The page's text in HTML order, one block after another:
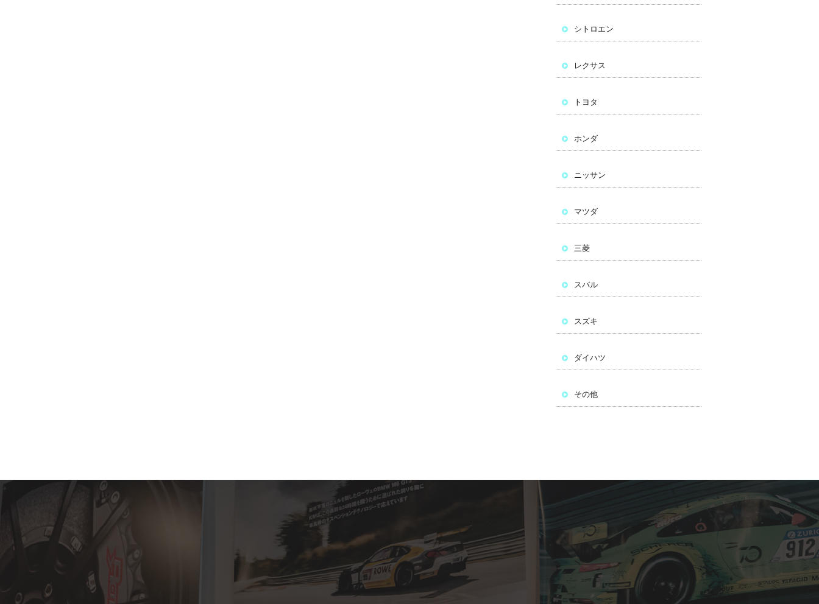
シトロエン
レクサス
トヨタ
ホンダ
ニッサン
マツダ
三菱
スバル
スズキ
ダイハツ
その他